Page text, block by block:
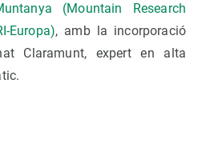
(Mountain Research
Europa), amb la incorporació
Claramunt, expert en alta